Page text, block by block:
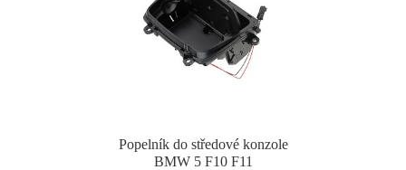
Popelník do středové konzole
BMW 5 F10 F11